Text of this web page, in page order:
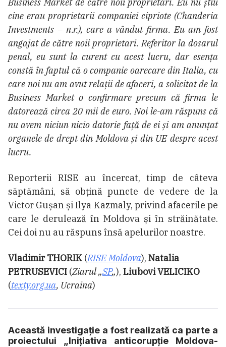
Business Market de către noii proprietari. Eu nu știu
cine erau proprietarii companiei cipriote (Chanderia
Investments – n.r.), care a vândut firma. Eu am fost
angajat de către noii proprietari. Referitor la dosarul
penal, eu sunt la curent cu acest lucru, dar esența
constă în faptul că o companie oarecare din Italia, cu
care noi nu am avut relații de afaceri, a solicitat de la
Business Market o confirmare precum că firma le
datorează circa 20 mii de euro. Noi le-am răspuns că
nu avem niciun nicio datorie față de ei și am anunțat
organele de drept din Moldova și din UE despre acest
lucru.
Reporterii RISE au încercat, timp de câteva
săptămâni, să obțină puncte de vedere de la
Victor Gușan și Ilya Kazmaly, privind afacerile pe
care le derulează în Moldova și în străinătate.
Cei doi nu au răspuns însă apelurilor noastre.
Vladimir THORIK (RISE Moldova), Natalia
PETRUSEVICI (Ziarul „SP„), Liubovi VELICIKO
(texty.org.ua, Ucraina)
Această investigaţie a fost realizată ca parte a
proiectului „Iniţiativa anticorupţie Moldova-